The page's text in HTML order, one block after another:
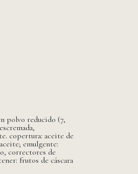
polvo reducido (7,
copertura: aceite de
emulgente:
correctores de
frutos de cáscara